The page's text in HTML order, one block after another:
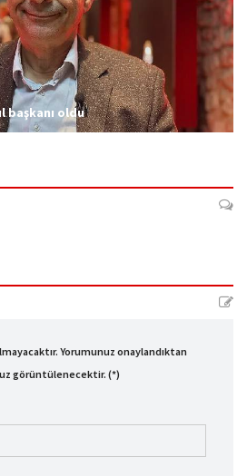
başkanı oldu
Yorumunuz onaylandıktan
görüntülenecektir. (*)